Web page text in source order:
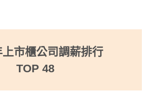
市櫃公司調薪排行
TOP 48